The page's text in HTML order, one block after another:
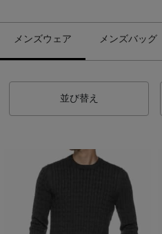
メンズウェア メンズバッグ
並び替え